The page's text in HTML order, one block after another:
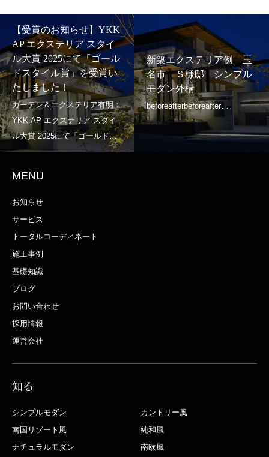
【受賞のお知らせ】YKK
AP エクステリア スタイ
ル大賞 2025にて「ゴール
ドスタイル賞」を受賞い
たしました！
新築エクステリア例 玉
名市 Ｓ様邸 シンプル
モダン外構
MENU
お知らせ
サービス
トータルコーディネート
施工事例
基礎知識
ブログ
お問い合わせ
採用情報
運営会社
知る
シンプルモダン
カントリー風
南国リゾート風
純和風
ナチュラルモダン
南欧風